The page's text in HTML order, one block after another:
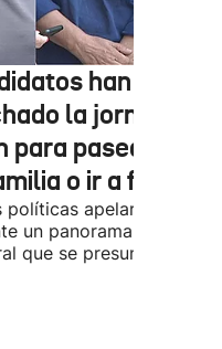
han
la jornada de
para pasear,
o ir a fiestas
políticas apelaron ayer al
un panorama
que se presume